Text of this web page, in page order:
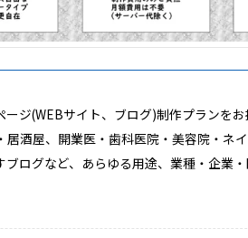
ージ(WEBサイト、ブログ)制作プラン
酒屋、開業医・歯科医院・美容院・ネ
ログなど、あらゆる用途、業種・企業